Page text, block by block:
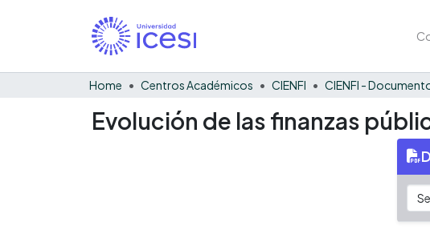
Home Centros Académicos CIENFI
Evolución de las finanzas